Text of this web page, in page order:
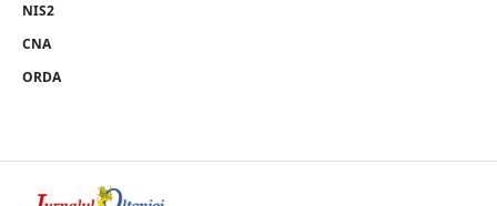
NIS2
CNA
ORDA